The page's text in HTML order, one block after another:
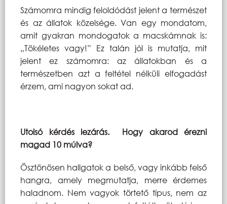
Számomra mindig feloldódást jelent a természet
és az állatok közelsége. Van egy mondatom,
amit gyakran mondogatok a macskámnak is:
„Tökéletes vagy!” Ez talán jól is mutatja, mit
jelent ez számomra: az állatokban és a
természetben azt a feltétel nélküli elfogadást
érzem, ami nagyon sokat ad.
Utolsó kérdés lezárás. Hogy akarod érezni
magad 10 múlva?
Ösztönösen hallgatok a belső, vagy inkább felső
hangra, amely megmutatja, merre érdemes
haladnom. Nem vagyok törtető típus, nem az